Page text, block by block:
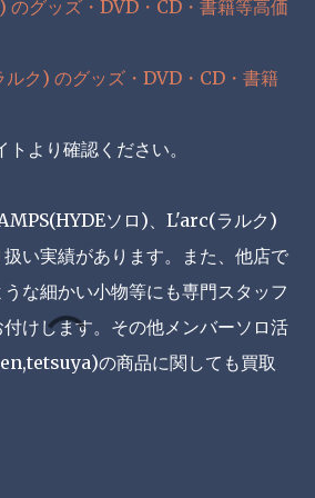
のグッズ・DVD・CD・書籍等高価
ク) のグッズ・DVD・CD・書籍
より確認ください。
ソロ)、L'arc(ラルク)
い実績があります。また、他店で
な細かい小物等にも専門スタッフ
けします。その他メンバーソロ活
の商品に関しても買取